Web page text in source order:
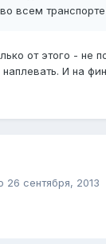
всем транспорте
от этого - не
И на
26 сентября, 2013